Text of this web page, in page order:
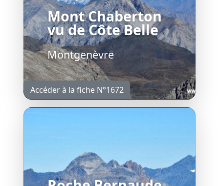
Mont Chaberton
vu de Côte Belle
Montgenèvre
Accéder à la fiche N°1672